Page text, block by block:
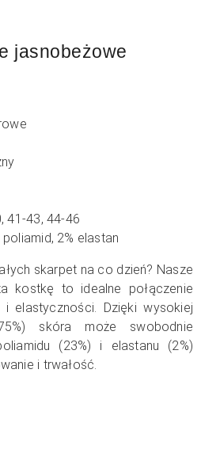
jasnobeżowe
41-43, 44-46
2% elastan
skarpet na co dzień? Nasze
kostkę to idealne połączenie
elastyczności. Dzięki wysokiej
skóra może swobodnie
(23%) i elastanu (2%)
i trwałość.